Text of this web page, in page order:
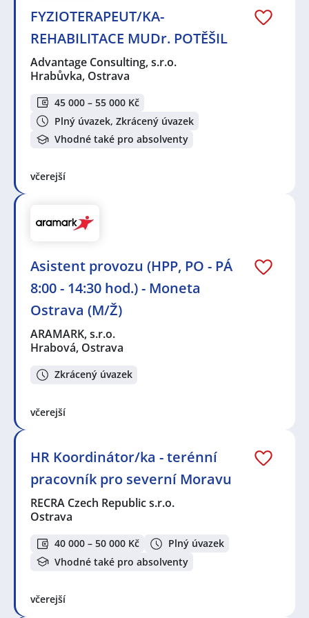
FYZIOTERAPEUT/KA-
REHABILITACE MUDr. POTĚŠIL
Advantage Consulting, s.r.o.
Hrabůvka, Ostrava
45 000 – 55 000 Kč
Plný úvazek, Zkrácený úvazek
Vhodné také pro absolventy
včerejší
Asistent provozu (HPP, PO - PÁ
8:00 - 14:30 hod.) - Moneta
Ostrava (M/Ž)
ARAMARK, s.r.o.
Hrabová, Ostrava
Zkrácený úvazek
včerejší
HR Koordinátor/ka - terénní
pracovník pro severní Moravu
RECRA Czech Republic s.r.o.
Ostrava
40 000 – 50 000 Kč
Plný úvazek
Vhodné také pro absolventy
včerejší